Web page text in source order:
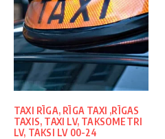
TAXI RĪGA, RĪGA TAXI ,RĪGAS
TAXIS, TAXI LV, TAKSOMETRI
LV, TAKSI LV 00-24